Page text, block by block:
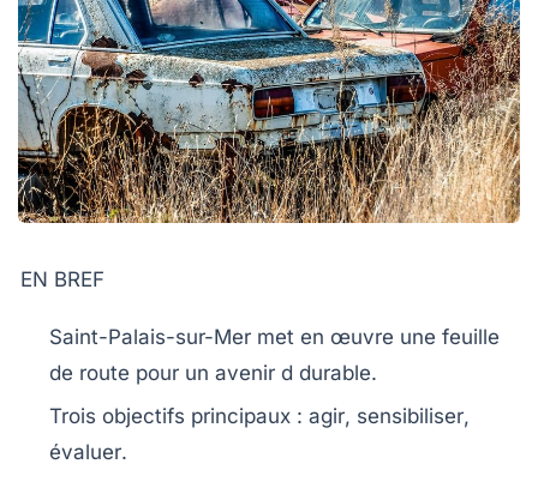
EN BREF
Saint-Palais-sur-Mer met en œuvre une feuille
de route pour un avenir d durable.
Trois objectifs principaux : agir, sensibiliser,
évaluer.